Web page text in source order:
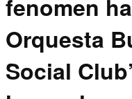
fenomen
Orquesta
Social